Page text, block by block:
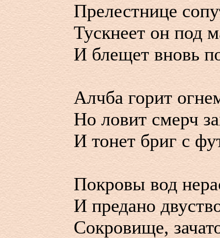
Прелестнице
Тускнеет он под
И блещет вновь
Алчба горит
Но ловит смерч
И тонет бриг с
Покровы вод
И предано
Сокровище,